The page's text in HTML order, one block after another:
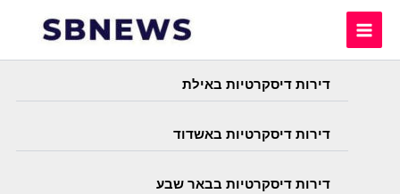
דירות דיסקרטיות באילת
דירות דיסקרטיות באשדוד
דירות דיסקרטיות בבאר שבע